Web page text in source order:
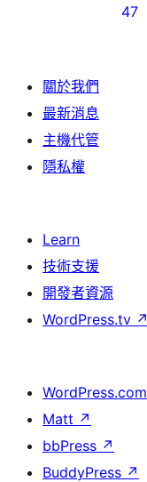
47
關於我們
最新消息
主機代管
隱私權
Learn
技術支援
開發者資源
WordPress.tv ↗
WordPress.com
Matt ↗
bbPress ↗
BuddyPress ↗